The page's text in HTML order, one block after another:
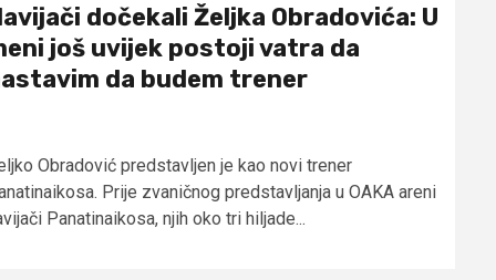
dočekali Željka Obradovića: U
još uvijek postoji vatra da
da budem trener
Obradović predstavljen je kao novi trener
Prije zvaničnog predstavljanja u OAKA areni
Panatinaikosa, njih oko tri hiljade...